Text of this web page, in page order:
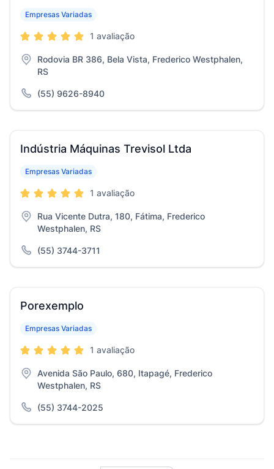
Empresas Variadas
1 avaliação
Rodovia BR 386, Bela Vista, Frederico Westphalen,
RS
(55) 9626-8940
Indústria Máquinas Trevisol Ltda
Empresas Variadas
1 avaliação
Rua Vicente Dutra, 180, Fátima, Frederico
Westphalen, RS
(55) 3744-3711
Porexemplo
Empresas Variadas
1 avaliação
Avenida São Paulo, 680, Itapagé, Frederico
Westphalen, RS
(55) 3744-2025